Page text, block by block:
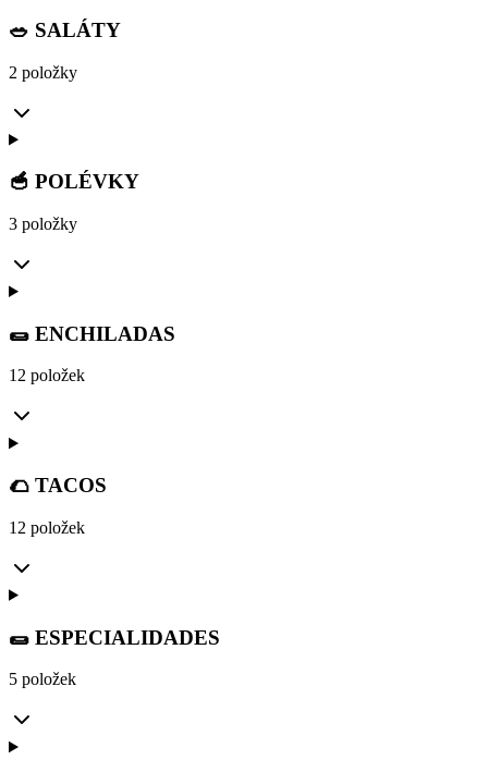
🥗 SALÁTY
2 položky
🥣 POLÉVKY
3 položky
🌯 ENCHILADAS
12 položek
🌮 TACOS
12 položek
🌯 ESPECIALIDADES
5 položek